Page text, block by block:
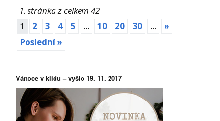
1. stránka z celkem 42
1
2 3 4 5 ... 10 20 30 ...
»
Poslední »
Vánoce v klidu – vyšlo 19. 11. 2017